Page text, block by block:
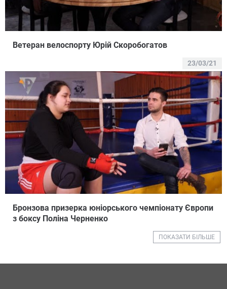
Ветеран велоспорту Юрій Скоробогатов
23/03/21
Бронзова призерка юніорського чемпіонату Європи
з боксу Поліна Черненко
ПОКАЗАТИ БІЛЬШЕ